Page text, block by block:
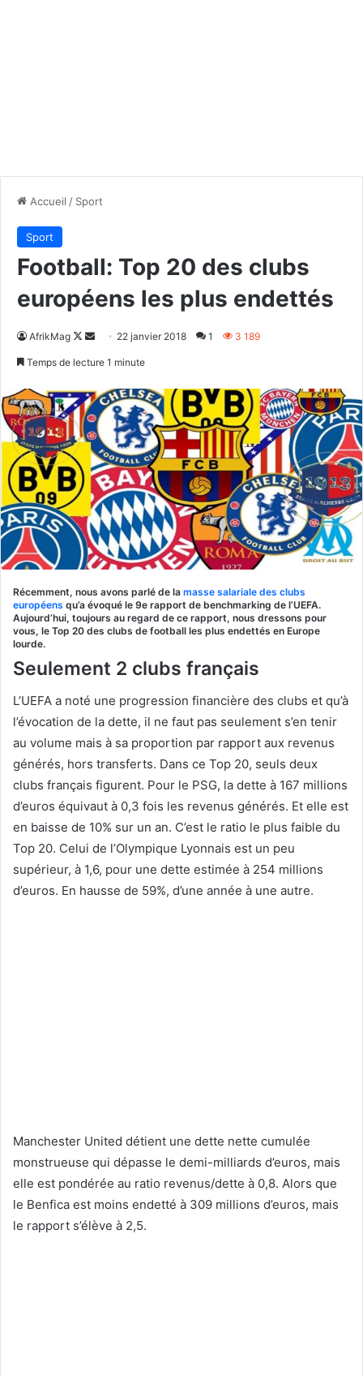
Accueil / Sport
Sport
Football: Top 20 des clubs
européens les plus endettés
AfrikMag
Follow
Envoyer22 janvier 2018 1 3 189
Temps de lecture 1 minute
Récemment, nous avons parlé de la masse salariale des clubs
européens qu’a évoqué le 9e rapport de benchmarking de l’UEFA.
Aujourd’hui, toujours au regard de ce rapport, nous dressons pour
vous, le Top 20 des clubs de football les plus endettés en Europe
lourde.
Seulement 2 clubs français
L’UEFA a noté une progression financière des clubs et qu’à
l’évocation de la dette, il ne faut pas seulement s’en tenir
au volume mais à sa proportion par rapport aux revenus
générés, hors transferts. Dans ce Top 20, seuls deux
clubs français figurent. Pour le PSG, la dette à 167 millions
d’euros équivaut à 0,3 fois les revenus générés. Et elle est
en baisse de 10% sur un an. C’est le ratio le plus faible du
Top 20. Celui de l’Olympique Lyonnais est un peu
supérieur, à 1,6, pour une dette estimée à 254 millions
d’euros. En hausse de 59%, d’une année à une autre.
Manchester United détient une dette nette cumulée
monstrueuse qui dépasse le demi-milliards d’euros, mais
elle est pondérée au ratio revenus/dette à 0,8. Alors que
le Benfica est moins endetté à 309 millions d’euros, mais
le rapport s’élève à 2,5.